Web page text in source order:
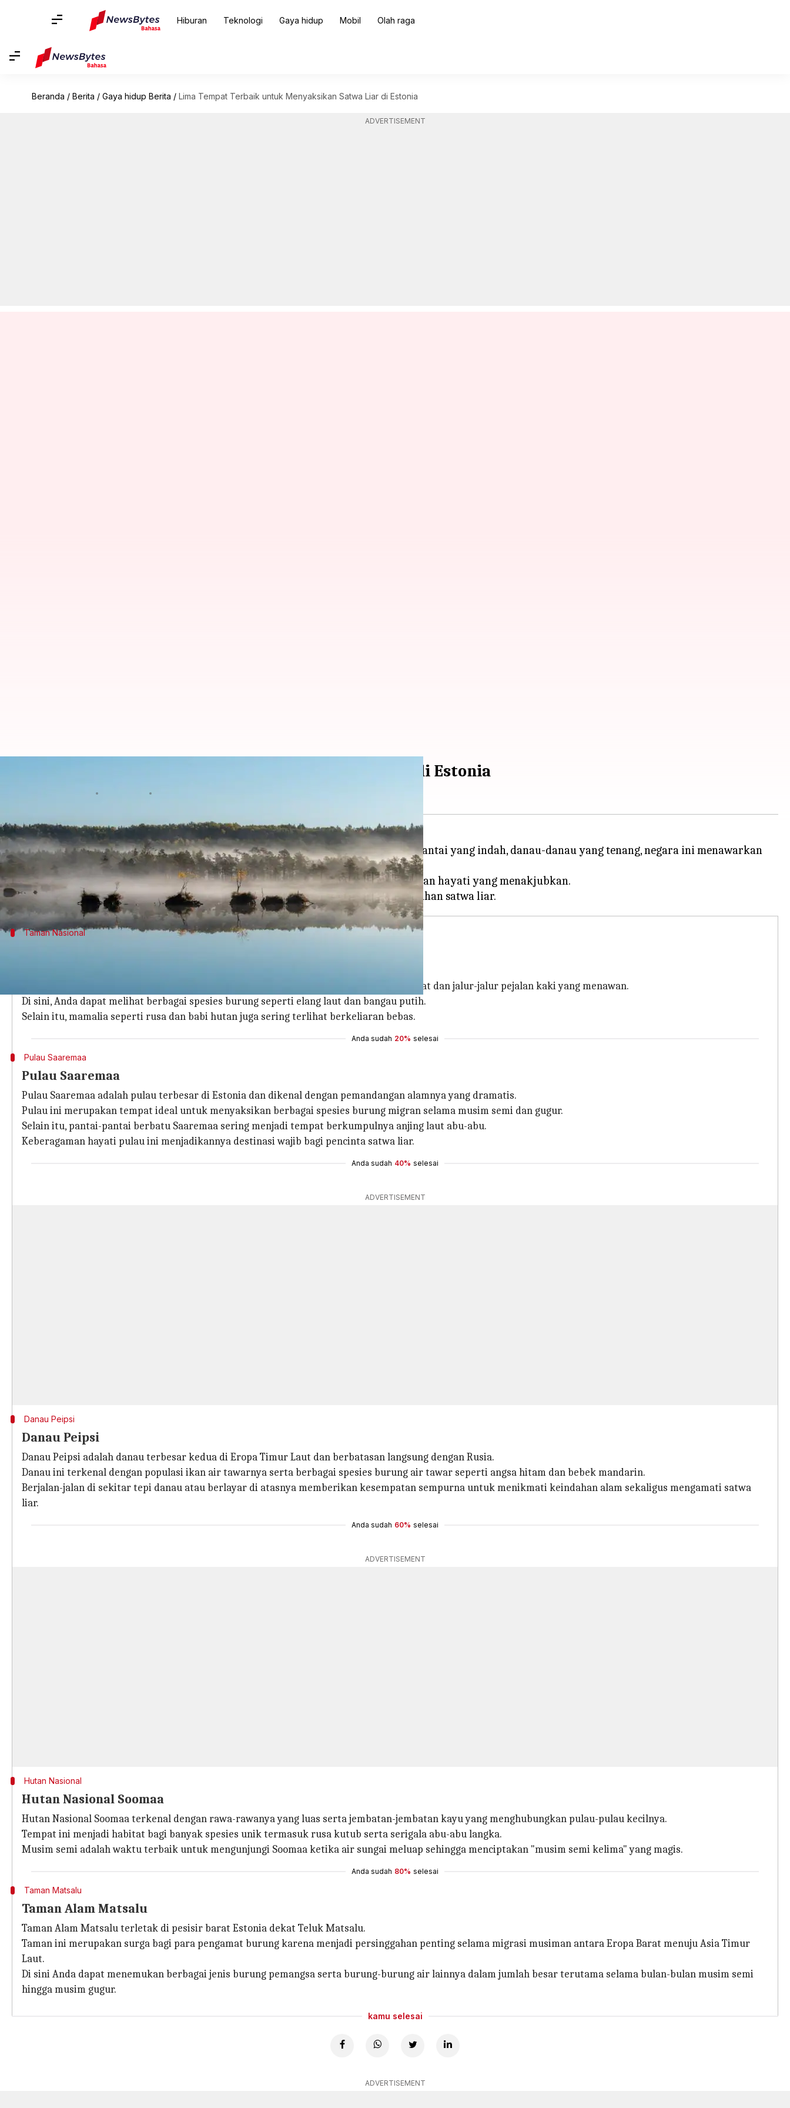
Hiburan Teknologi Gaya hidup Mobil Olah raga
Beranda / Berita / Gaya hidup Berita / Lima Tempat Terbaik untuk Menyaksikan Satwa Liar di Estonia
ADVERTISEMENT
Lima Tempat Terbaik untuk Menyaksikan Satwa Liar di Estonia
Apa ceritanya
Estonia adalah surga bagi para pencinta alam dan satwa liar. Dengan hutan lebat, pantai yang indah, danau-danau yang tenang, negara ini menawarkan
banyak tempat untuk menyaksikan satwa liar dalam habitat alaminya.
Dari burung-burung langka hingga mamalia unik, Estonia memiliki keanekaragaman hayati yang menakjubkan.
Taman Nasional
Terletak di pantai utara negara ini, taman ini terkenal dengan hutan-hutannya yang lebat dan jalur-jalur pejalan kaki yang menawan.
Di sini, Anda dapat melihat berbagai spesies burung seperti elang laut dan bangau putih.
Selain itu, mamalia seperti rusa dan babi hutan juga sering terlihat berkeliaran bebas.
Anda sudah 20% selesai
Pulau Saaremaa
Pulau Saaremaa
Pulau Saaremaa adalah pulau terbesar di Estonia dan dikenal dengan pemandangan alamnya yang dramatis.
Pulau ini merupakan tempat ideal untuk menyaksikan berbagai spesies burung migran selama musim semi dan gugur.
Selain itu, pantai-pantai berbatu Saaremaa sering menjadi tempat berkumpulnya anjing laut abu-abu.
Keberagaman hayati pulau ini menjadikannya destinasi wajib bagi pencinta satwa liar.
Anda sudah 40% selesai
ADVERTISEMENT
Danau Peipsi
Danau Peipsi
Danau Peipsi adalah danau terbesar kedua di Eropa Timur Laut dan berbatasan langsung dengan Rusia.
Danau ini terkenal dengan populasi ikan air tawarnya serta berbagai spesies burung air tawar seperti angsa hitam dan bebek mandarin.
Berjalan-jalan di sekitar tepi danau atau berlayar di atasnya memberikan kesempatan sempurna untuk menikmati keindahan alam sekaligus mengamati satwa
liar.
Anda sudah 60% selesai
ADVERTISEMENT
Hutan Nasional
Hutan Nasional Soomaa
Hutan Nasional Soomaa terkenal dengan rawa-rawanya yang luas serta jembatan-jembatan kayu yang menghubungkan pulau-pulau kecilnya.
Tempat ini menjadi habitat bagi banyak spesies unik termasuk rusa kutub serta serigala abu-abu langka.
Musim semi adalah waktu terbaik untuk mengunjungi Soomaa ketika air sungai meluap sehingga menciptakan "musim semi kelima" yang magis.
Anda sudah 80% selesai
Taman Matsalu
Taman Alam Matsalu
Taman Alam Matsalu terletak di pesisir barat Estonia dekat Teluk Matsalu.
Taman ini merupakan surga bagi para pengamat burung karena menjadi persinggahan penting selama migrasi musiman antara Eropa Barat menuju Asia Timur
Laut.
Di sini Anda dapat menemukan berbagai jenis burung pemangsa serta burung-burung air lainnya dalam jumlah besar terutama selama bulan-bulan musim semi
hingga musim gugur.
kamu selesai
ADVERTISEMENT